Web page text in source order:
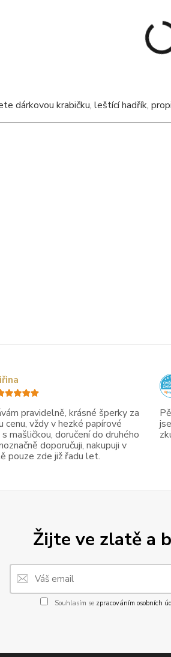
dárkovou krabičku, leštící hadřík,
Žijte ve zlatě a
Souhlasím se zpracováním osobních
pravidelně, krásné šperky za
cenu, vždy v hezké papírové
mašličkou, doručení do druhého
doporučuji, nakupuji v
pouze zde již řadu let.